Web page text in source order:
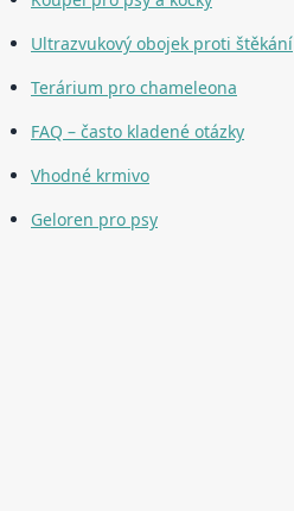
Ultrazvukový obojek proti štěkání
Terárium pro chameleona
FAQ – často kladené otázky
Vhodné krmivo
Geloren pro psy